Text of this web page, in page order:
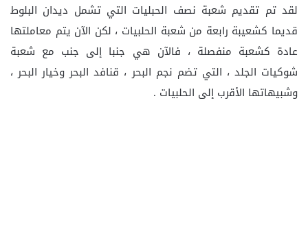
لقد تم تقديم شعبة نصف الحبليات التي تشمل ديدان البلوط
قديما كشعيبة رابعة من شعبة الحلبيات ، لكن الآن يتم معاملتها
عادة كشعبة منفصلة ، فالآن هي جنبا إلى جنب مع شعبة
شوكيات الجلد ، التي تضم نجم البحر ، قنافد البحر وخيار البحر ،
وشبيهاتها الأقرب إلى الحلبيات .